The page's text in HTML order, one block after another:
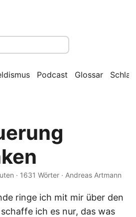
Podcast Glossar
· 1631 Wörter · Andreas Artmann
ringe ich mit mir über den
ich es nur, das was